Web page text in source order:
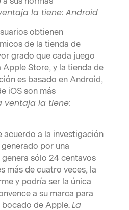
la tiene: Android
obtienen
de la tienda de
grado que cada juego
Apple Store, y la tienda de
es basado en Android,
iOS son más
ventaja la tiene:
acuerdo a la investigación
por una
sólo 24 centavos
más de cuatro veces, la
y podría ser la única
a su marca para
de Apple. La